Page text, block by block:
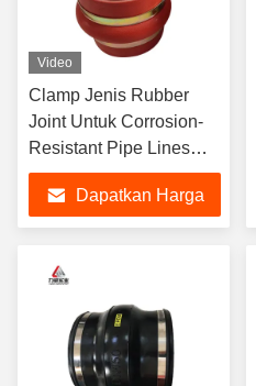
Video
Clamp Jenis Rubber
Joint Untuk Corrosion-
Resistant Pipe Lines
Panjang Disesuaikan
Dapatkan Harga